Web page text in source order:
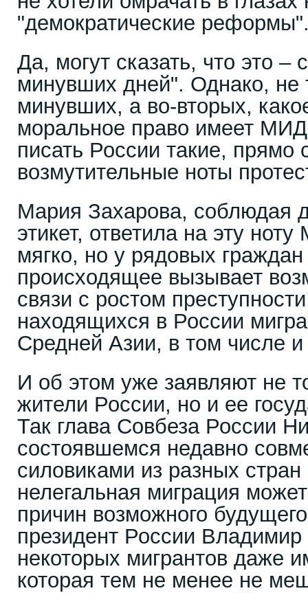
"демократические
Да, могут сказать, что это –
минувших дней". Однако, не
минувших, а во-вторых,
моральное право имеет
писать России такие, прямо
возмутительные ноты
Мария Захарова, соблюдая
этикет, ответила на эту
мягко, но у рядовых
происходящее вызывает
связи с ростом
находящихся в России
Средней Азии, в том числе
И об этом уже заявляют не
жители России, но и ее
Так глава Совбеза России
состоявшемся недавно
силовиками из разных
нелегальная миграция
причин возможного
президент России Владимир
некоторых мигрантов даже
которая тем не менее не